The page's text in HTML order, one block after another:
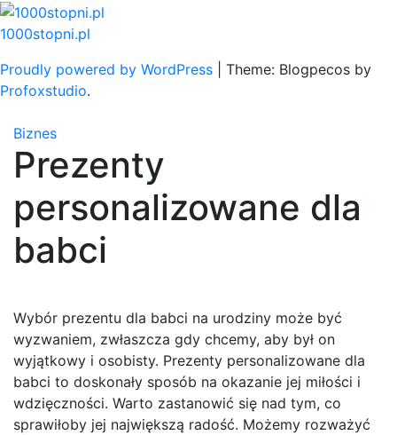
Skip
to
1000stopni.pl
Proudly powered by WordPress
Theme: Blogpecos by
Profoxstudio.
Biznes
Prezenty
personalizowane dla
babci
Wybór prezentu dla babci na urodziny może być
wyzwaniem, zwłaszcza gdy chcemy, aby był on
wyjątkowy i osobisty. Prezenty personalizowane dla
babci to doskonały sposób na okazanie jej miłości i
wdzięczności. Warto zastanowić się nad tym, co
sprawiłoby jej największą radość. Możemy rozważyć